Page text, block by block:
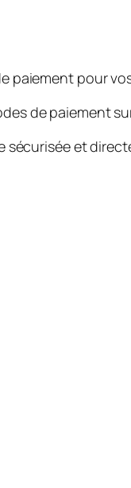
paiement pour
de paiement
sécurisée et